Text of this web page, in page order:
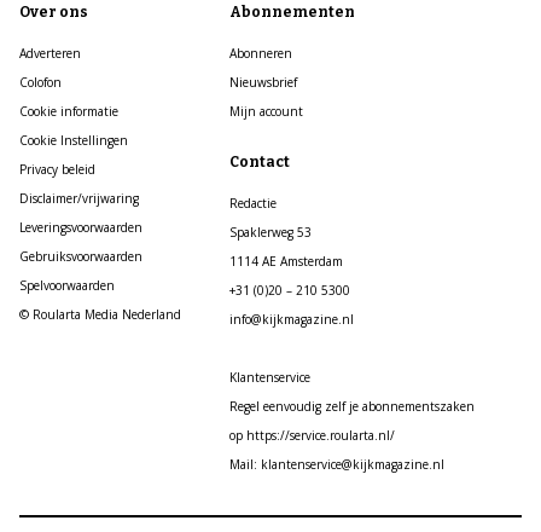
Over ons
Adverteren
Colofon
Cookie informatie
Cookie Instellingen
Privacy beleid
Disclaimer/vrijwaring
Leveringsvoorwaarden
Gebruiksvoorwaarden
Spelvoorwaarden
© Roularta Media Nederland
Abonnementen
Abonneren
Nieuwsbrief
Mijn account
Contact
Redactie
Spaklerweg 53
1114 AE Amsterdam
+31 (0)20 – 210 5300
info@kijkmagazine.nl
Klantenservice
Regel eenvoudig zelf je abonnementszaken
op https://service.roularta.nl/
Mail: klantenservice@kijkmagazine.nl